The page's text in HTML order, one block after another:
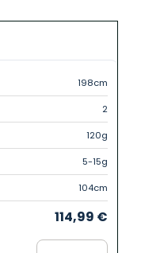
198cm
2
120g
5-15g
104cm
114,99 €